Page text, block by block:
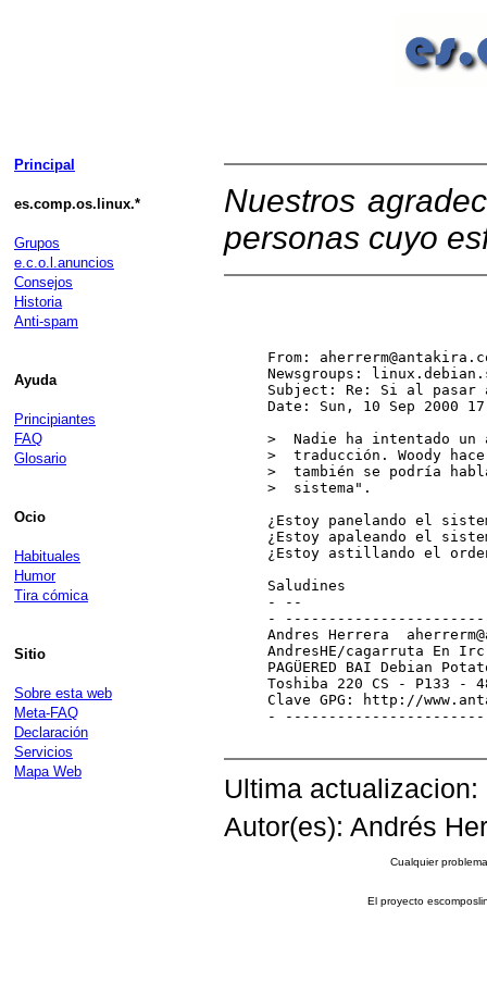
Principal
es.comp.os.linux.*
Grupos
e.c.o.l.anuncios
Consejos
Historia
Anti-spam
Ayuda
Principiantes
FAQ
Glosario
Ocio
Habituales
Humor
Tira cómica
Sitio
Sobre esta web
Meta-FAQ
Declaración
Servicios
Mapa Web
Nuestros
personas cuyo
From:
Newsgroups:
Subject: Re: Si al pasar
Date: Sun, 10 Sep 2000
>  Nadie ha intentado un
>  traducción. Woody
>  también se podría
>  sistema".
¿Estoy panelando el
¿Estoy apaleando el
¿Estoy astillando el
Saludines
- --
-
Andres Herrera
AndresHE/cagarruta
PAGÜERED BAI
Toshiba 220 CS - P133 -
Clave GPG: http://
-
Ultima
Autor(es): Andrés
Cualquier
El proyecto